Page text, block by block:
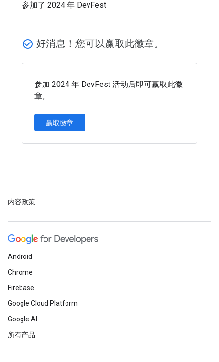
参加了 2024 年 DevFest
check_circle_outline 好消息！您可以赢取此徽章。
参加 2024 年 DevFest 活动后即可赢取此徽
章。
赢取徽章
内容政策
Android
Chrome
Firebase
Google Cloud Platform
Google AI
所有产品